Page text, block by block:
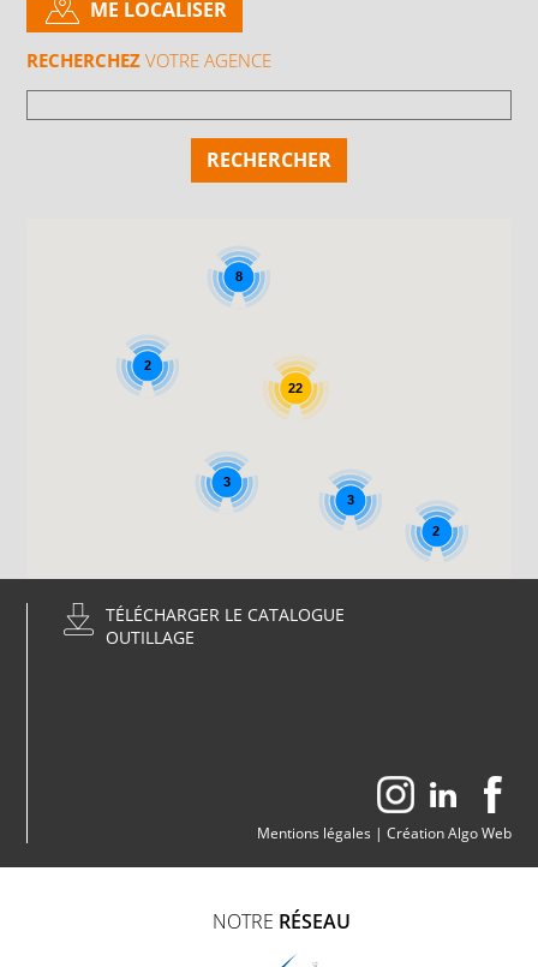
RECHERCHEZ VOTRE AGENCE
ME LOCALISER
2
22
2
3
3
8
TÉLÉCHARGER LE CATALOGUE
OUTILLAGE
Mentions légales | Création Algo Web
NOTRE RÉSEAU